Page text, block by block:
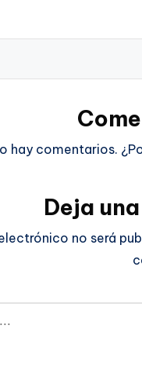
hay comentarios.
Deja
no será